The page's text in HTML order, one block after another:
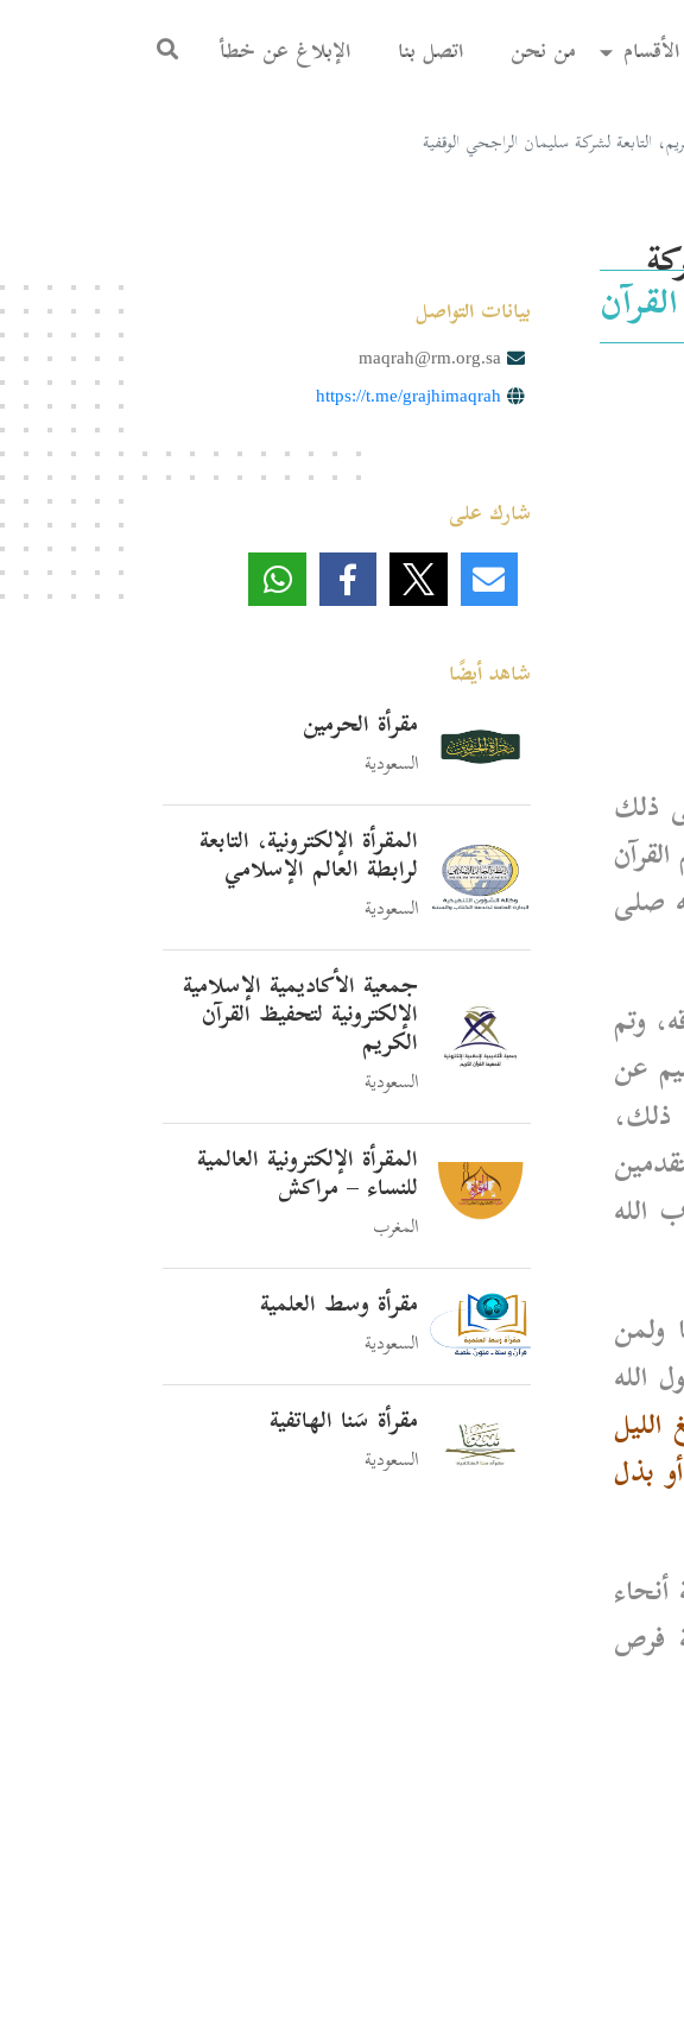
الأقسام من نحن اتصل بنا الإبلاغ عن خطأ
التابعة لشركة سليمان الراجحي الوقفية
ذلك
صلى
وتم
عن
ذلك،
الله
ولمن
الله
الليل
بذل
فرص
بيانات التواصل
maqrah@rm.org.sa
https://t.me/grajhimaqrah
شارك على
شاهد أيضًا
مقرأة الحرمين
السعودية
المقرأة الإلكترونية، التابعة
لرابطة العالم الإسلامي
السعودية
جمعية الأكاديمية الإسلامية
الإلكترونية لتحفيظ القرآن
الكريم
السعودية
المقرأة الإلكترونية العالمية
للنساء – مراكش
المغرب
مقرأة وسط العلمية
السعودية
مقرأة سَنا الهاتفية
السعودية